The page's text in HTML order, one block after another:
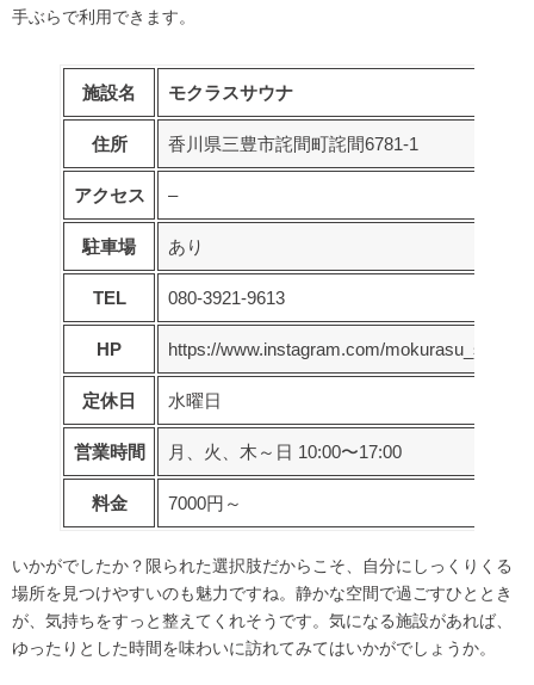
手ぶらで利用できます。
施設名 モクラスサウナ
住所 香川県三豊市詫間町詫間6781-1
アクセス –
駐車場 あり
TEL 080-3921-9613
HP https://www.instagram.com/mokurasu_sauna/
定休日 水曜日
営業時間 月、火、木～日 10:00〜17:00
料金 7000円～
いかがでしたか？限られた選択肢だからこそ、自分にしっくりくる
場所を見つけやすいのも魅力ですね。静かな空間で過ごすひととき
が、気持ちをすっと整えてくれそうです。気になる施設があれば、
ゆったりとした時間を味わいに訪れてみてはいかがでしょうか。